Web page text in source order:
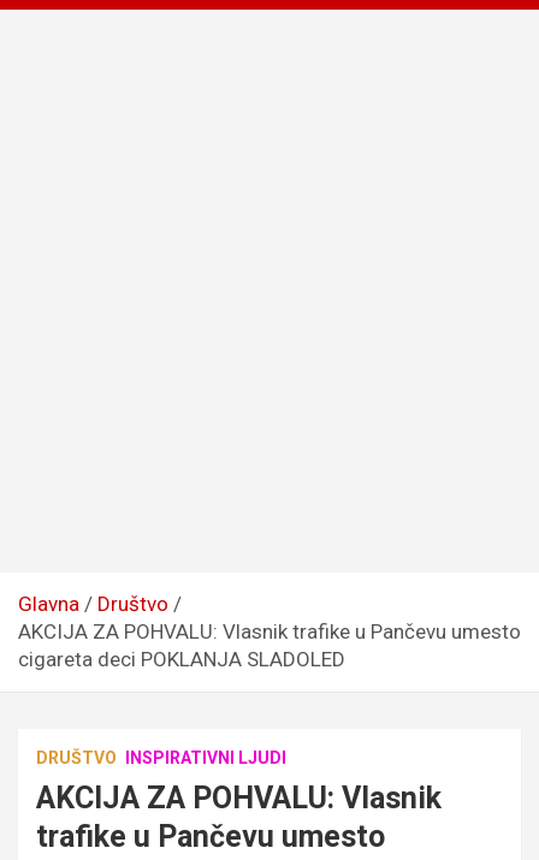
Glavna
Društvo
AKCIJA ZA POHVALU: Vlasnik trafike u Pančevu umesto
cigareta deci POKLANJA SLADOLED
DRUŠTVO INSPIRATIVNI LJUDI
AKCIJA ZA POHVALU: Vlasnik
trafike u Pančevu umesto